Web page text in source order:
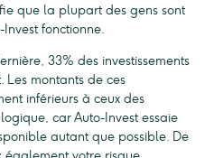
que la plupart des gens sont
fonctionne.
33% des investissements
Les montants de ces
inférieurs à ceux des
car Auto-Invest essaie
autant que possible. De